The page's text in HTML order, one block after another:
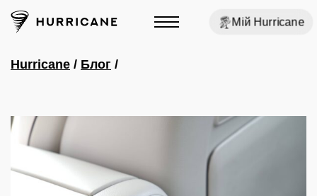
Мій Hurricane
Hurricane / Блог /